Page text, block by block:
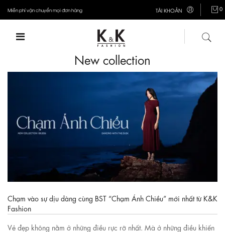
Miễn phí vận chuyển mọi đơn hàng TÀI KHOẢN 0
New collection
Chạm vào sự dịu dàng cùng BST “Chạm Ánh Chiều” mới nhất từ K&K
Fashion
Vẻ đẹp không nằm ở những điều rực rỡ nhất. Mà ở những điều khiến